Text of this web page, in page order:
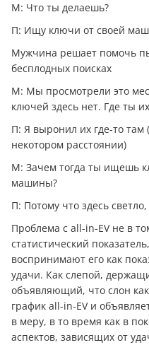
М: Что ты делаешь?
П: Ищу ключи от своей
Мужчина решает помочь
бесплодных поисках
М: Мы просмотрели это
ключей здесь нет. Где ты
П: Я выронил их где-то
некотором расстоянии)
М: Зачем тогда ты ищешь
машины?
П: Потому что здесь
Проблема с all-in-EV не в
статистический
воспринимают его как
удачи. Как слепой,
объявляющий, что слон
график all-in-EV и
в меру, в то время как в
аспектов, зависящих от